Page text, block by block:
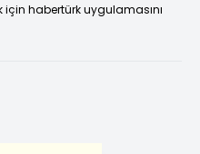
habertürk uygulamasını